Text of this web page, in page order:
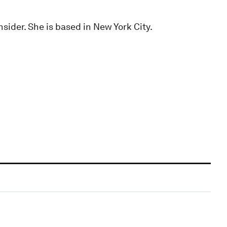
She is based in New York City.